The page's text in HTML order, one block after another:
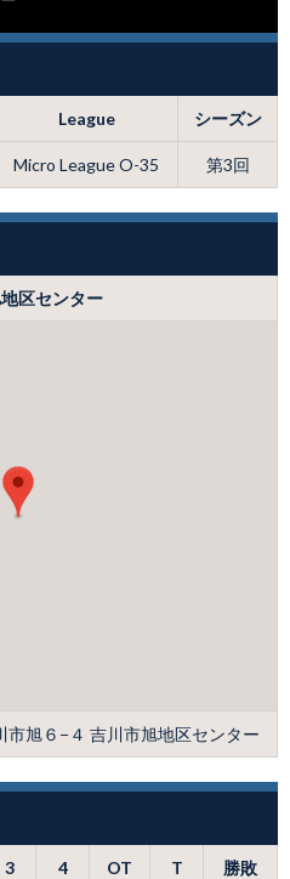
League シーズン
Micro League O-35 第3回
区センター
旭６−４ 吉川市旭地区センター
3 4 OT T 勝敗